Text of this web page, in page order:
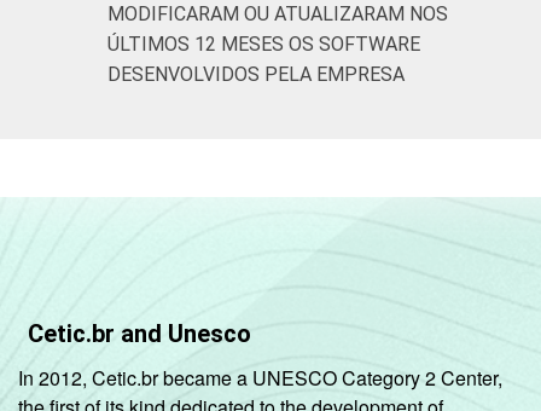
MODIFICARAM OU ATUALIZARAM NOS
ÚLTIMOS 12 MESES OS SOFTWARE
DESENVOLVIDOS PELA EMPRESA
Cetic.br and Unesco
In 2012, Cetic.br became a UNESCO Category 2 Center,